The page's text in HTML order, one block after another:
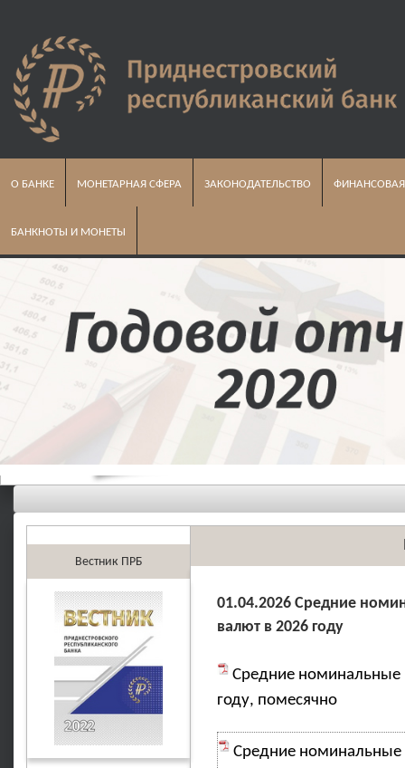
О БАНКЕ МОНЕТАРНАЯ СФЕРА ЗАКОНОДАТЕЛЬСТВО
БАНКНОТЫ И МОНЕТЫ
Вестник ПРБ
01.04.2026 Средние
валют в 2026 году
Средние номинальные
году, помесячно
Средние номинальные